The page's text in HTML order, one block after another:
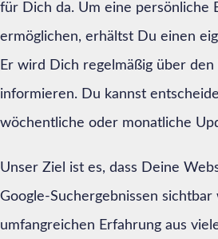
für Dich da. Um eine persönliche
ermöglichen, erhältst Du einen
Er wird Dich regelmäßig über
informieren. Du kannst
wöchentliche oder monatliche
Unser Ziel ist es, dass Deine
Google-Suchergebnissen
umfangreichen Erfahrung aus